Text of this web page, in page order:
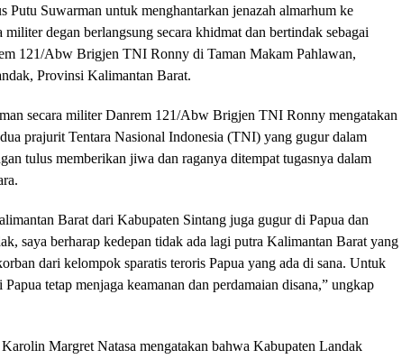
Putu Suwarman untuk menghantarkan jenazah almarhum ke
militer degan berlangsung secara khidmat dan bertindak sebagai
121/Abw Brigjen TNI Ronny di Taman Makam Pahlawan,
Provinsi Kalimantan Barat.
secara militer Danrem 121/Abw Brigjen TNI Ronny mengatakan
prajurit Tentara Nasional Indonesia (TNI) yang gugur dalam
tulus memberikan jiwa dan raganya ditempat tugasnya dalam
Barat dari Kabupaten Sintang juga gugur di Papua dan
saya berharap kedepan tidak ada lagi putra Kalimantan Barat yang
dari kelompok sparatis teroris Papua yang ada di sana. Untuk
tetap menjaga keamanan dan perdamaian disana,” ungkap
Margret Natasa mengatakan bahwa Kabupaten Landak